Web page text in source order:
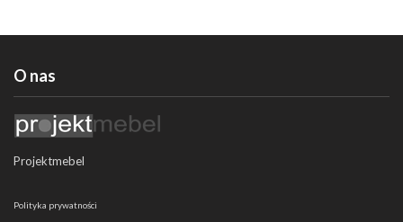
O nas
Projektmebel
Polityka prywatności